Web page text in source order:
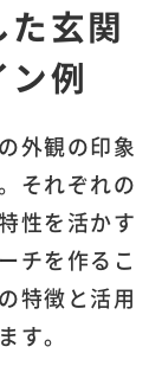
玄関
例
外観の印象
それぞれの
性を活かす
チを作るこ
特徴と活用
す。